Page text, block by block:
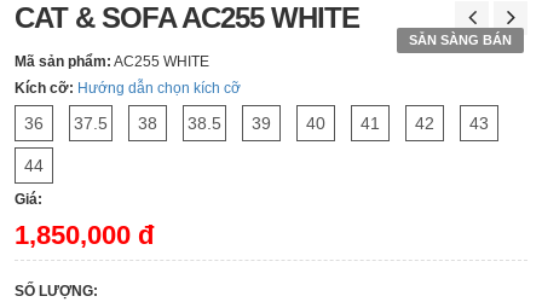
CAT & SOFA AC255 WHITE
SẴN SÀNG BÁN
Mã sản phẩm: AC255 WHITE
Kích cỡ: Hướng dẫn chọn kích cỡ
36 37.5 38 38.5 39 40 41 42 43
44
Giá:
1,850,000 đ
SỐ LƯỢNG: